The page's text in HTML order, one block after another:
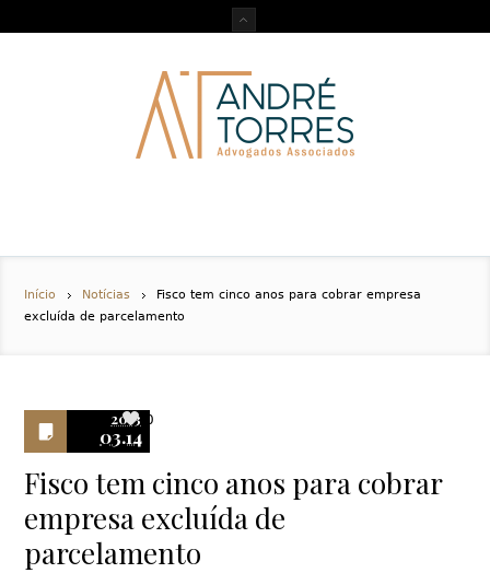
Início Notícias
Fisco tem cinco anos para cobrar empresa
excluída de parcelamento
2013
03.14
0
Fisco tem cinco anos para cobrar
empresa excluída de
parcelamento